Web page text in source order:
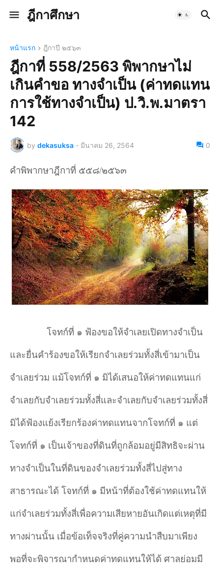
ฎีกาศึกษา
หน้าแรก ฎีกาปี ๒๕๖๓
ฎีกาที่ 558/2563 พิพากษาไม่
เกินคำขอ ทางจำเป็น (ค่าทดแทน
การใช้ทางจำเป็น) ป.วิ.พ.มาตรา
142
by dekasuksa - มีนาคม 26, 2564 0
คำพิพากษาฎีกาที่ ๕๕๘/๒๕๖๓
โจทก์ที่ ๑ ฟ้องขอให้จำเลยเปิดทางจำเป็น
และยื่นคำร้องขอให้เรียกจำเลยร่วมทั้งสี่เข้ามาเป็น
จำเลยร่วม แม้โจทก์ที่ ๑ มิได้เสนอให้ค่าทดแทนแก่
จำเลยกับจำเลยร่วมทั้งสี่และจำเลยกับจำเลยร่วมทั้งสี่
มิได้ฟ้องแย้งเรียกร้องค่าทดแทนจากโจทก์ที่ ๑ แต่
โจทก์ที่ ๑ เป็นเจ้าของที่ดินที่ถูกล้อมอยู่มีสิทธิจะผ่าน
ทางจำเป็นในที่ดินของจำเลยร่วมทั้งสี่ไปสู่ทาง
สาธารณะได้ โจทก์ที่ ๑ มีหน้าที่ต้องใช้ค่าทดแทนให้
แก่จำเลยร่วมทั้งสี่เพื่อความเสียหายอันเกิดแต่เหตุที่มี
ทางผ่านนั้น เมื่อข้อเท็จจริงที่คู่ความนำสืบมาเพียง
พอที่จะพิจารณากำหนดค่าทดแทนให้ได้ ศาลย่อมมี